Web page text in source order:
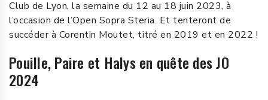
Club de Lyon, la semaine du 12 au 18 juin 2023, à
l’occasion de l’Open Sopra Steria. Et tenteront de
succéder à Corentin Moutet, titré en 2019 et en 2022 !
Pouille, Paire et Halys en quête des JO
2024